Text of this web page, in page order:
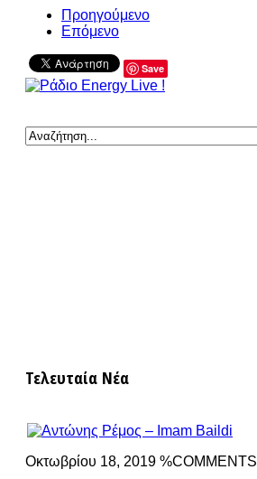
Προηγούμενο
Επόμενο
Save
Τελευταία Νέα
Οκτωβρίου 18, 2019 %COMMENTS